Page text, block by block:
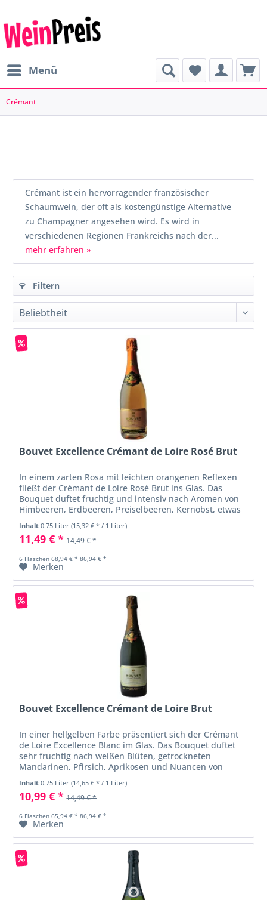
Menü
Crémant
Crémant ist ein hervorragender französischer
Schaumwein, der oft als kostengünstige Alternative
zu Champagner angesehen wird. Es wird in
verschiedenen Regionen Frankreichs nach der...
mehr erfahren »
Filtern
Bouvet Excellence Crémant de Loire Rosé Brut
In einem zarten Rosa mit leichten orangenen Reflexen
fließt der Crémant de Loire Rosé Brut ins Glas. Das
Bouquet duftet fruchtig und intensiv nach Aromen von
Himbeeren, Erdbeeren, Preiselbeeren, Kernobst, etwas
Zitrusfrucht und dezenten...
Inhalt0.75 Liter(15,32 € * / 1 Liter)
11,49 € * 14,49 € *
6 Flaschen 68,94 € * 86,94 € *
Merken
Bouvet Excellence Crémant de Loire Brut
In einer hellgelben Farbe präsentiert sich der Crémant
de Loire Excellence Blanc im Glas. Das Bouquet duftet
sehr fruchtig nach weißen Blüten, getrockneten
Mandarinen, Pfirsich, Aprikosen und Nuancen von
Zitrusfrüchten. Am Gaumen sehr...
Inhalt0.75 Liter(14,65 € * / 1 Liter)
10,99 € * 14,49 € *
6 Flaschen 65,94 € * 86,94 € *
Merken